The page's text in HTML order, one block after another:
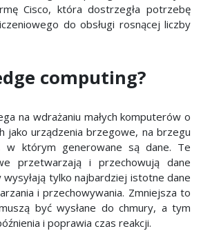
Cisco, która dostrzegła potrzebę
do obsługi rosnącej liczby
computing?
na wdrażaniu małych komputerów o
jako urządzenia brzegowe, na brzegu
w którym generowane są dane. Te
przetwarzają i przechowują dane
wysyłają tylko najbardziej istotne dane
i przechowywania. Zmniejsza to
być wysłane do chmury, a tym
i poprawia czas reakcji.